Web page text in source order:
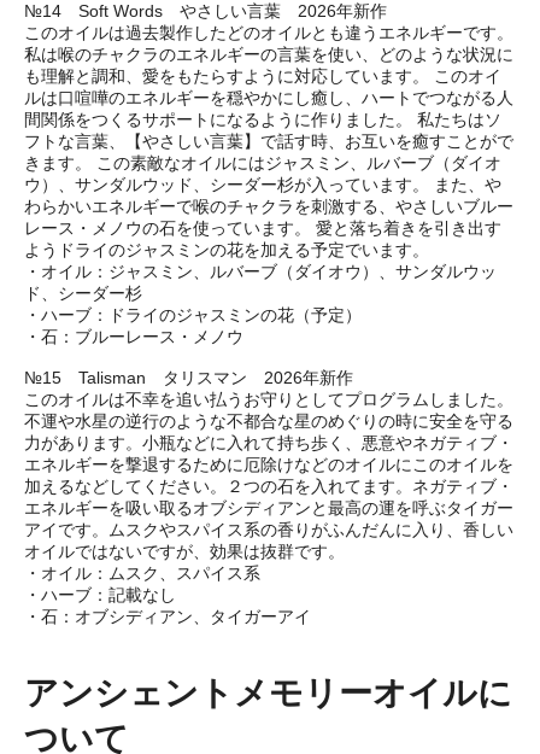
№14 Soft Words やさしい言葉 2026年新作
このオイルは過去製作したどのオイルとも違うエネルギーです。
私は喉のチャクラのエネルギーの言葉を使い、どのような状況に
も理解と調和、愛をもたらすように対応しています。 このオイ
ルは口喧嘩のエネルギーを穏やかにし癒し、ハートでつながる人
間関係をつくるサポートになるように作りました。 私たちはソ
フトな言葉、【やさしい言葉】で話す時、お互いを癒すことがで
きます。 この素敵なオイルにはジャスミン、ルバーブ（ダイオ
ウ）、サンダルウッド、シーダー杉が入っています。 また、や
わらかいエネルギーで喉のチャクラを刺激する、やさしいブルー
レース・メノウの石を使っています。 愛と落ち着きを引き出す
ようドライのジャスミンの花を加える予定でいます。
・オイル：ジャスミン、ルバーブ（ダイオウ）、サンダルウッ
ド、シーダー杉
・ハーブ：ドライのジャスミンの花（予定）
・石：ブルーレース・メノウ
№15 Talisman タリスマン 2026年新作
このオイルは不幸を追い払うお守りとしてプログラムしました。
不運や水星の逆行のような不都合な星のめぐりの時に安全を守る
力があります。小瓶などに入れて持ち歩く、悪意やネガティブ・
エネルギーを撃退するために厄除けなどのオイルにこのオイルを
加えるなどしてください。２つの石を入れてます。ネガティブ・
エネルギーを吸い取るオブシディアンと最高の運を呼ぶタイガー
アイです。ムスクやスパイス系の香りがふんだんに入り、香しい
オイルではないですが、効果は抜群です。
・オイル：ムスク、スパイス系
・ハーブ：記載なし
・石：オブシディアン、タイガーアイ
アンシェントメモリーオイルに
ついて